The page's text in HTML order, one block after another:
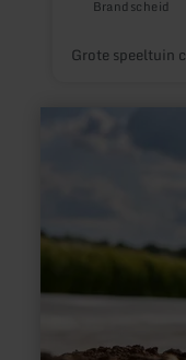
Brandscheid
Grote speeltuin
Infotafel
Radweg